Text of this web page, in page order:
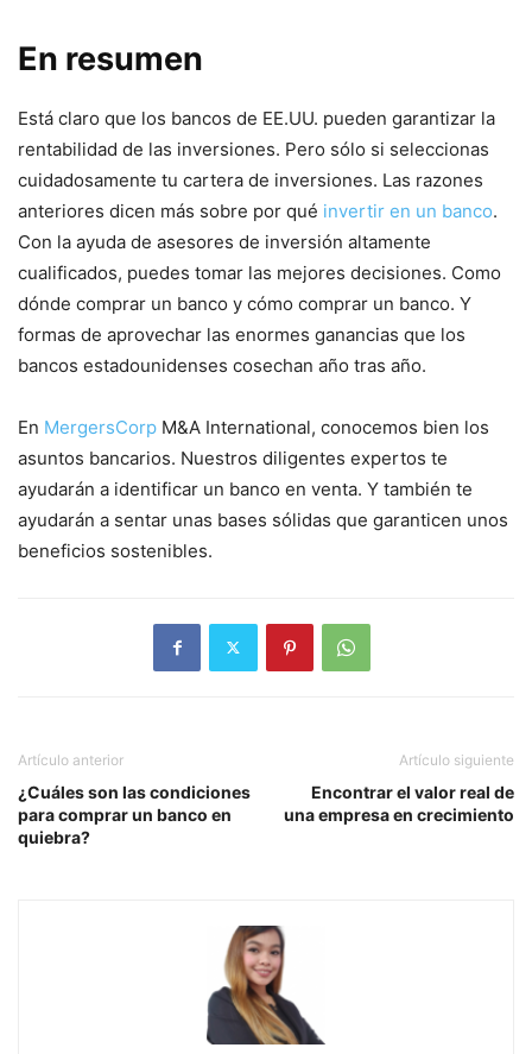
En resumen
Está claro que los bancos de EE.UU. pueden garantizar la
rentabilidad de las inversiones. Pero sólo si seleccionas
cuidadosamente tu cartera de inversiones. Las razones
anteriores dicen más sobre por qué invertir en un banco.
Con la ayuda de asesores de inversión altamente
cualificados, puedes tomar las mejores decisiones. Como
dónde comprar un banco y cómo comprar un banco. Y
formas de aprovechar las enormes ganancias que los
bancos estadounidenses cosechan año tras año.
En MergersCorp M&A International, conocemos bien los
asuntos bancarios. Nuestros diligentes expertos te
ayudarán a identificar un banco en venta. Y también te
ayudarán a sentar unas bases sólidas que garanticen unos
beneficios sostenibles.
Artículo anterior
¿Cuáles son las condiciones
para comprar un banco en
quiebra?
Artículo siguiente
Encontrar el valor real de
una empresa en crecimiento